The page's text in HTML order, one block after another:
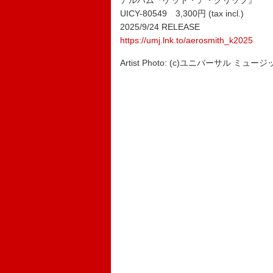
UICY-80549 3,300円 (tax incl.)
2025/9/24 RELEASE
https://umj.lnk.to/aerosmith_k2025
Artist Photo: (c)ユニバーサル ミュージ